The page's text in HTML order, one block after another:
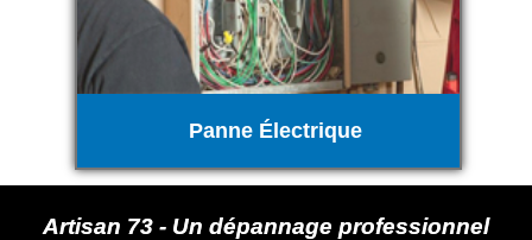
Panne Électrique
Artisan 73 - Un dépannage professionnel